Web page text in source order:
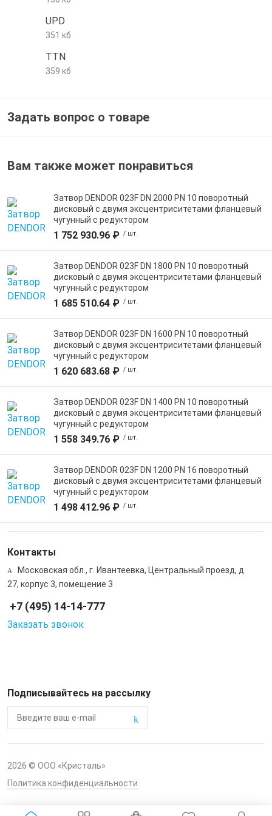
трубы и фитинги
UPD
351 кб
TTN
359 кб
Задать вопрос о товаре
Вам также может понравиться
Затвор DENDOR 023F DN 2000 PN 10 поворотный
дисковый c двумя эксцентриситетами фланцевый
чугунный с редуктором
1 752 930.96 ₽ / шт.
Затвор DENDOR 023F DN 1800 PN 10 поворотный
дисковый c двумя эксцентриситетами фланцевый
чугунный с редуктором
1 685 510.64 ₽ / шт.
Затвор DENDOR 023F DN 1600 PN 10 поворотный
дисковый c двумя эксцентриситетами фланцевый
чугунный с редуктором
1 620 683.68 ₽ / шт.
Затвор DENDOR 023F DN 1400 PN 10 поворотный
дисковый c двумя эксцентриситетами фланцевый
чугунный с редуктором
1 558 349.76 ₽ / шт.
Затвор DENDOR 023F DN 1200 PN 16 поворотный
дисковый c двумя эксцентриситетами фланцевый
чугунный с редуктором
1 498 412.96 ₽ / шт.
Контакты
Московская обл., г. Ивантеевка, Центральный проезд, д.
27, корпус 3, помещение 3
+7 (495) 14-14-777
Заказать звонок
Подписывайтесь на рассылку
2026 © ООО «Кристаль»
Политика конфиденциальности